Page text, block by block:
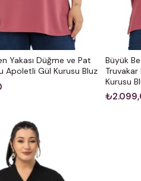
Yakası Düğme ve Pat
Apoletli Gül Kurusu Bluz
Büyük
Truvakar
Kurusu